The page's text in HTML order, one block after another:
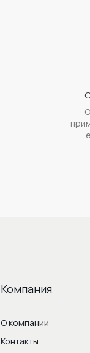
Компания
О компании
Контакты